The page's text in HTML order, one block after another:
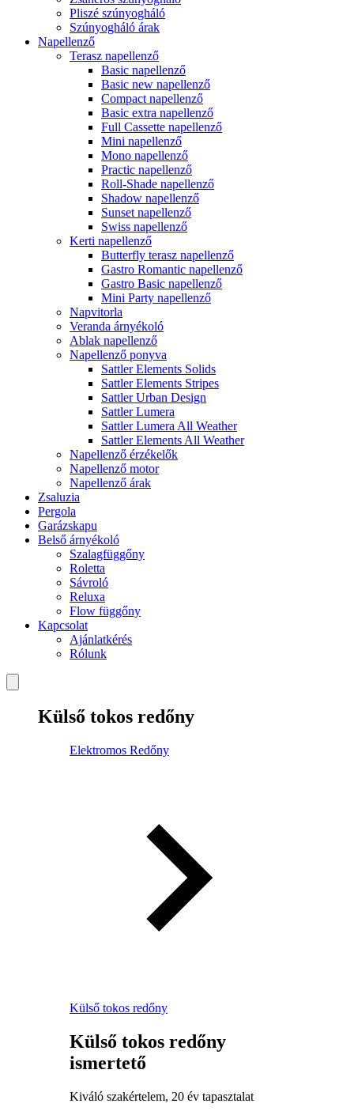
Pliszé szúnyogháló
Szúnyogháló árak
Napellenző
Terasz napellenző
Basic napellenző
Basic new napellenző
Compact napellenző
Basic extra napellenző
Full Cassette napellenző
Mini napellenző
Mono napellenző
Practic napellenző
Roll-Shade napellenző
Shadow napellenző
Sunset napellenző
Swiss napellenző
Kerti napellenző
Butterfly terasz napellenző
Gastro Romantic napellenző
Gastro Basic napellenző
Mini Party napellenző
Napvitorla
Veranda árnyékoló
Ablak napellenző
Napellenző ponyva
Sattler Elements Solids
Sattler Elements Stripes
Sattler Urban Design
Sattler Lumera
Sattler Lumera All Weather
Sattler Elements All Weather
Napellenző érzékelők
Napellenző motor
Napellenző árak
Zsaluzia
Pergola
Garázskapu
Belső árnyékoló
Szalagfüggőny
Roletta
Sávroló
Reluxa
Flow függőny
Kapcsolat
Ajánlatkérés
Rólunk
Külső tokos redőny
Elektromos Redőny
Külső tokos redőny
Külső tokos redőny
ismertető
Kiváló szakértelem, 20 év tapasztalat